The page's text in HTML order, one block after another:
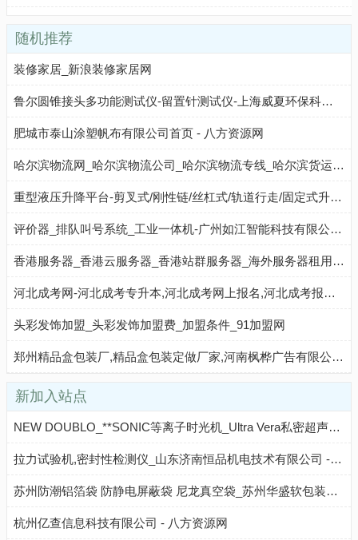
随机推荐
装修家居_新浪装修家居网
鲁尔圆锥接头多功能测试仪-留置针测试仪-上海威夏环保科技有限公司
肥城市泰山涂塑帆布有限公司首页 - 八方资源网
哈尔滨物流网_哈尔滨物流公司_哈尔滨物流专线_哈尔滨货运信息网-物通网
重型液压升降平台-剪叉式/刚性链/丝杠式/轨道行走/固定式升降平台-升降平台厂家[迅特]
评价器_排队叫号系统_工业一体机-广州如江智能科技有限公司 - 八方资源网
香港服务器_香港云服务器_香港站群服务器_海外服务器租用托管商_爱煜思服务器
河北成考网-河北成考专升本,河北成考网上报名,河北成考报名时间,河北成考录取查询,河北成考成绩查询
头彩发饰加盟_头彩发饰加盟费_加盟条件_91加盟网
郑州精品盒包装厂,精品盒包装定做厂家,河南枫桦广告有限公司_河南枫桦广告有限公司 - 八方资源网
新加入站点
NEW DOUBLO_**SONIC等离子时光机_Ultra Vera私密超声设备_DOUBLO GOLD超声刀_海罗迪克 - 八方资源网
拉力试验机,密封性检测仪_山东济南恒品机电技术有限公司 - 八方资源网
苏州防潮铝箔袋 防静电屏蔽袋 尼龙真空袋_苏州华盛软包装有限公司 - 八方资源网
杭州亿查信息科技有限公司 - 八方资源网